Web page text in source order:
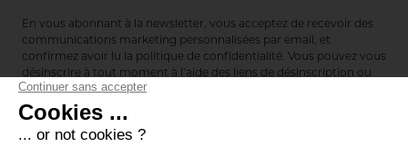
En vous abonnant à la newsletter, vous acceptez de recevoir des
communications marketing personnalisées par email, et
confirmez avoir lu la politique de confidentialité. Vous pouvez vous
désinscrire à tout moment à l’aide des liens de désinscription ou
en nous contactant via notre formulaire de contact :
Editions de Bionnay